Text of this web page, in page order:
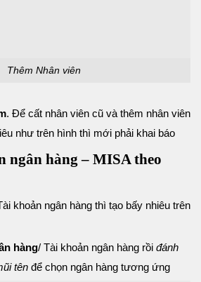
Thêm Nhân viên
. Để cất nhân viên cũ và thêm nhân viên
như trên hình thì mới phải khai báo
ngân hàng – MISA theo
khoản ngân hàng thì tạo bấy nhiêu trên
hàng/ Tài khoản ngân hàng rồi đánh
tên để chọn ngân hàng tương ứng